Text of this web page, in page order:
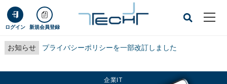
ログイン 新規会員登録
お知らせ プライバシーポリシーを一部改訂しました
企業IT